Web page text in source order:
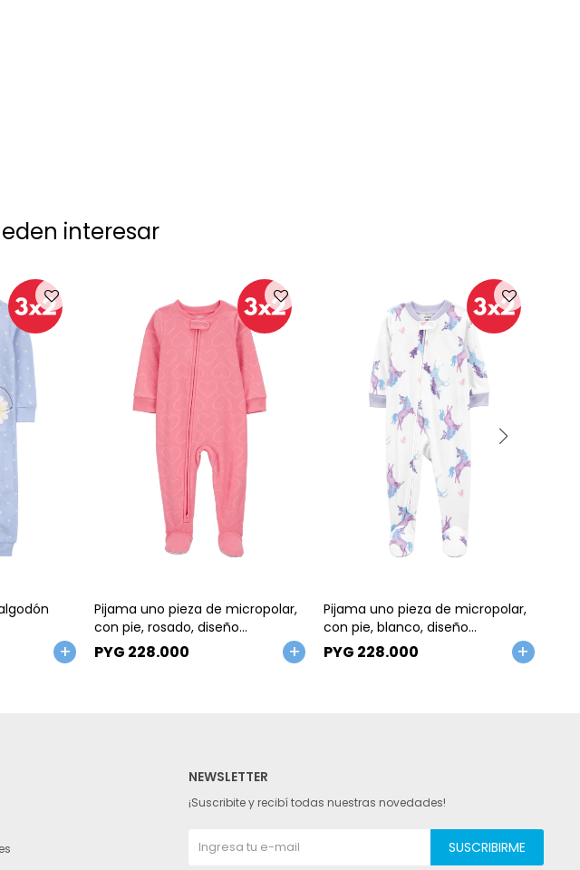
interesar
Pijama uno pieza de micropolar,
con pie, rosado, diseño
corazones. Talles 2-5T
PYG 228.000
Pijama uno pieza de micropolar,
con pie, blanco, diseño
unicornios. Talles 2-5T
PYG 228.000
NEWSLETTER
¡Suscribite y recibí todas nuestras novedades!
SUSCRIBIRME